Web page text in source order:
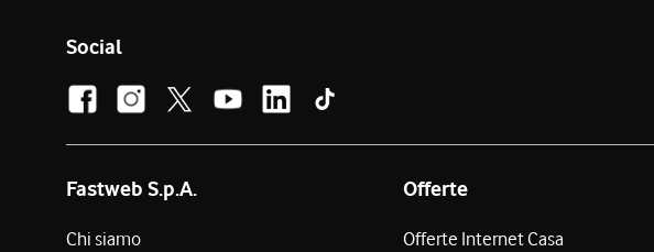
Social
Fastweb S.p.A.
Chi siamo
Offerte
Offerte Internet Casa